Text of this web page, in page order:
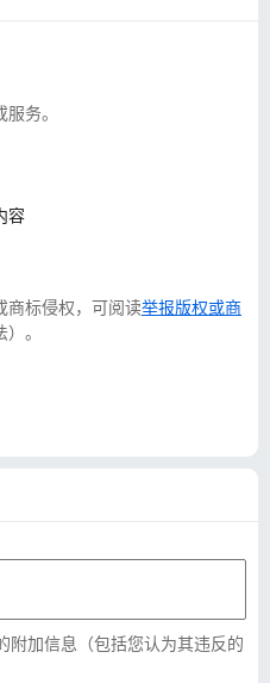
组务。
容
商标侵权，可阅读举报版权或商
。
附加信息（包括您认为其违反的